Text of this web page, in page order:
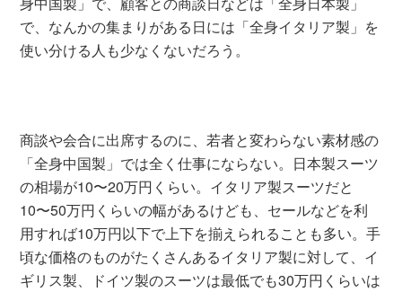
で、なんかの集まりがある日には「全身イタリア製」を
使い分ける人も少なくないだろう。
商談や会合に出席するのに、若者と変わらない素材感の
「全身中国製」では全く仕事にならない。日本製スーツ
の相場が10〜20万円くらい。イタリア製スーツだと
10〜50万円くらいの幅があるけども、セールなどを利
用すれば10万円以下で上下を揃えられることも多い。手
頃な価格のものがたくさんあるイタリア製に対して、イ
ギリス製、ドイツ製のスーツは最低でも30万円くらいは